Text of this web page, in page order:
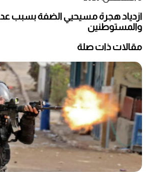
ازدياد هجرة مسيحيي الضفة بسبب
والمستوطنين
مقالات ذات صلة